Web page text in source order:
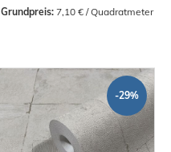
Grundpreis: 7,10 € / Quadratmeter
-29%